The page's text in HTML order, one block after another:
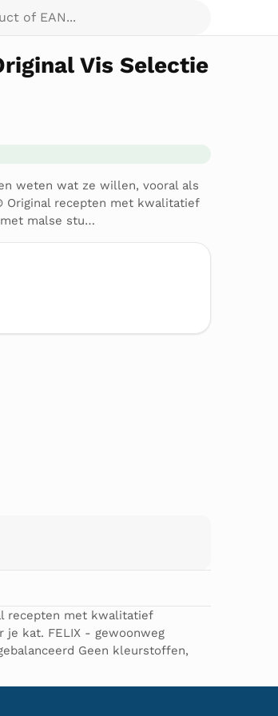
Vis Selectie
weten wat ze willen, vooral als
Original recepten met kwalitatief
met malse stu…
recepten met kwalitatief
je kat. FELIX - gewoonweg
Geen kleurstoffen,